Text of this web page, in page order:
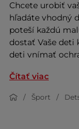
Chcete urobiť
hľadáte vhodný
poteší každú
dostať Vaše deti
deti vnímať
Čítať viac
Šport